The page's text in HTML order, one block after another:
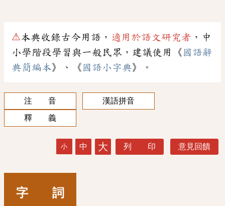
⚠本典收錄古今用語， 適用於語文研究者 ，中
小學階段學習與一般民眾，建議使用《 國語辭
典簡編本》、《 國語小字典》。
注 音
漢語拼音
釋 義
小 中 大 列 印 意見回饋
字 詞